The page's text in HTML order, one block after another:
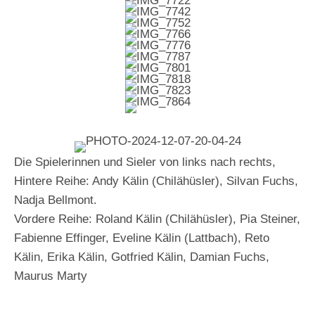
Die Spielerinnen und Sieler von links nach rechts,
Hintere Reihe: Andy Kälin (Chilähüsler), Silvan Fuchs,
Nadja Bellmont.
Vordere Reihe: Roland Kälin (Chilähüsler), Pia Steiner,
Fabienne Effinger, Eveline Kälin (Lattbach), Reto
Kälin, Erika Kälin, Gotfried Kälin, Damian Fuchs,
Maurus Marty